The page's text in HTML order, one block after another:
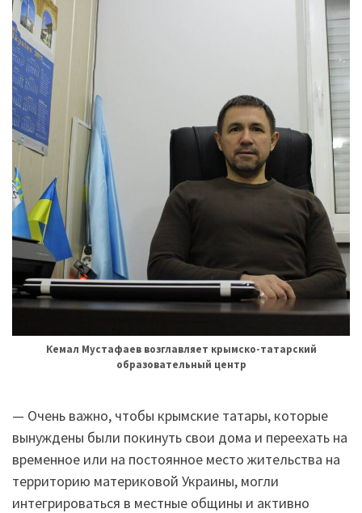
Кемал Мустафаев возглавляет крымско-татарский
образовательный центр
— Очень важно, чтобы крымские татары, которые
вынуждены были покинуть свои дома и переехать на
временное или на постоянное место жительства на
территорию материковой Украины, могли
интегрироваться в местные общины и активно